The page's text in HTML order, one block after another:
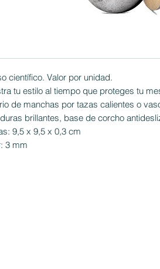
científico. Valor por unidad.
tu estilo al tiempo que proteges tu
de manchas por tazas calientes o
brillantes, base de corcho
9,5 x 9,5 x 0,3 cm
3 mm